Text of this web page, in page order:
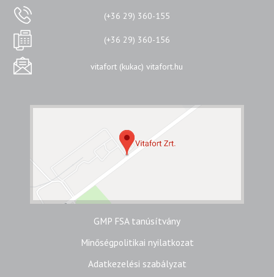
(+36 29) 360-155
(+36 29) 360-156
vitafort (kukac) vitafort.hu
GMP FSA tanúsítvány
Minőségpolitikai nyilatkozat
Adatkezelési szabályzat